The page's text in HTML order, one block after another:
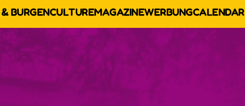
BURGENCULTUREMAGAZINEWERBUNGCALENDAR